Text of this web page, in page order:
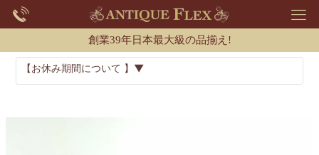
創業39年日本最大級の品揃え!
【お休み期間について 】▼